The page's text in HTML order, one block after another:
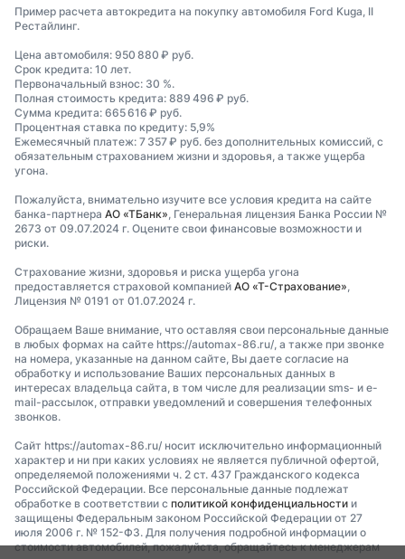
Пример расчета автокредита на покупку автомобиля Ford Kuga, II
Рестайлинг.
Цена автомобиля: 950 880 ₽ руб.
Срок кредита: 10 лет.
Первоначальный взнос: 30 %.
Полная стоимость кредита: 889 496 ₽ руб.
Сумма кредита: 665 616 ₽ руб.
Процентная ставка по кредиту: 5,9%
Ежемесячный платеж: 7 357 ₽ руб. без дополнительных комиссий, с
обязательным страхованием жизни и здоровья, а также ущерба
угона.
Пожалуйста, внимательно изучите все условия кредита на сайте
банка-партнера АО «ТБанк», Генеральная лицензия Банка России №
2673 от 09.07.2024 г. Оцените свои финансовые возможности и
риски.
Страхование жизни, здоровья и риска ущерба угона
предоставляется страховой компанией АО «Т-Страхование»,
Лицензия № 0191 от 01.07.2024 г.
Обращаем Ваше внимание, что оставляя свои персональные данные
в любых формах на сайте https://automax-86.ru/, а также при звонке
на номера, указанные на данном сайте, Вы даете согласие на
обработку и использование Ваших персональных данных в
интересах владельца сайта, в том числе для реализации sms- и e-
mail-рассылок, отправки уведомлений и совершения телефонных
звонков.
Сайт https://automax-86.ru/ носит исключительно информационный
характер и ни при каких условиях не является публичной офертой,
определяемой положениями ч. 2 ст. 437 Гражданского кодекса
Российской Федерации. Все персональные данные подлежат
обработке в соответствии с политикой конфиденциальности и
защищены Федеральным законом Российской Федерации от 27
июля 2006 г. № 152-ФЗ. Для получения подробной информации о
стоимости автомобилей, пожалуйста, обращайтесь к менеджерам